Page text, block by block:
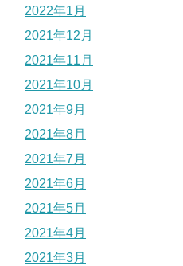
2022年1月
2021年12月
2021年11月
2021年10月
2021年9月
2021年8月
2021年7月
2021年6月
2021年5月
2021年4月
2021年3月